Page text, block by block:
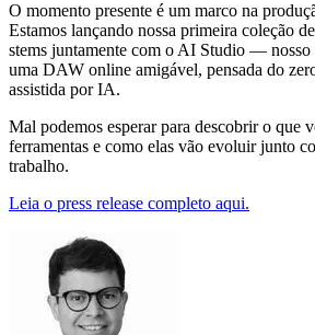
O momento presente é um marco na
Estamos lançando nossa primeira coleção
stems juntamente com o AI Studio — nosso
uma DAW online amigável, pensada do
assistida por IA.
Mal podemos esperar para descobrir o que
ferramentas e como elas vão evoluir junto
trabalho.
Leia o press release completo aqui.